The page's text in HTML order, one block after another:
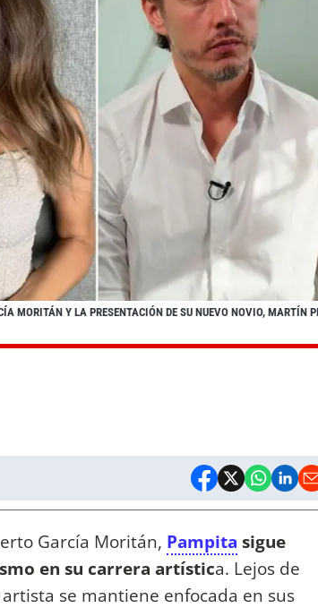
MORITÁN Y LA PRESENTACIÓN DE SU NUEVO NOVIO, MARTÍN
García Moritán, Pampita sigue
en su carrera artística. Lejos de
se mantiene enfocada en sus